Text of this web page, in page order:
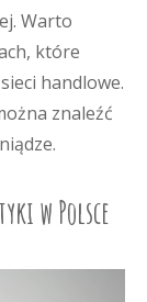
Warto
które
handlowe.
znaleźć
w Polsce